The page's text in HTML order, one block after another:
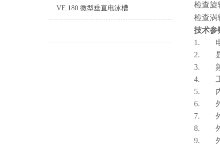
VE 180 微型垂直电泳槽
检查旋
检查涡
技术参
1.
2.
3.
4. 工
5. 内
6. 外
7. 外
8. 外
9. 外